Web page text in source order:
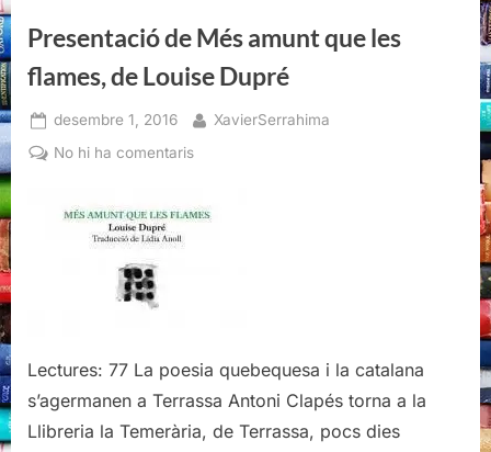
Younsi,
Mémoire
Montreal,
2022”
Presentació de Més amunt que les
flames, de Louise Dupré
Posted
on
desembre 1, 2016 By
XavierSerrahima
No hi ha comentarisa
Més
Louise
Dupré
Lectures: 77 La poesia quebequesa i la catalana
s’agermanen a Terrassa Antoni Clapés torna a la
Llibreria la Temerària, de Terrassa, pocs dies